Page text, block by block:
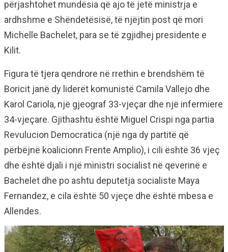
përjashtohet mundësia që ajo të jetë ministrja e
ardhshme e Shëndetësisë, të njëjtin post që mori
Michelle Bachelet, para se të zgjidhej presidente e
Kilit.
Figura të tjera qendrore në rrethin e brendshëm të
Boricit janë dy liderët komunistë Camila Vallejo dhe
Karol Cariola, një gjeograf 33-vjeçar dhe një infermiere
34-vjeçare. Gjithashtu është Miguel Crispi nga partia
Revulucion Democratica (një nga dy partitë që
përbëjnë koalicionn Frente Amplio), i cili është 36 vjeç
dhe është djali i një ministri socialist në qeverinë e
Bachelet dhe po ashtu deputetja socialiste Maya
Fernandez, e cila është 50 vjeçe dhe është mbesa e
Allendes.